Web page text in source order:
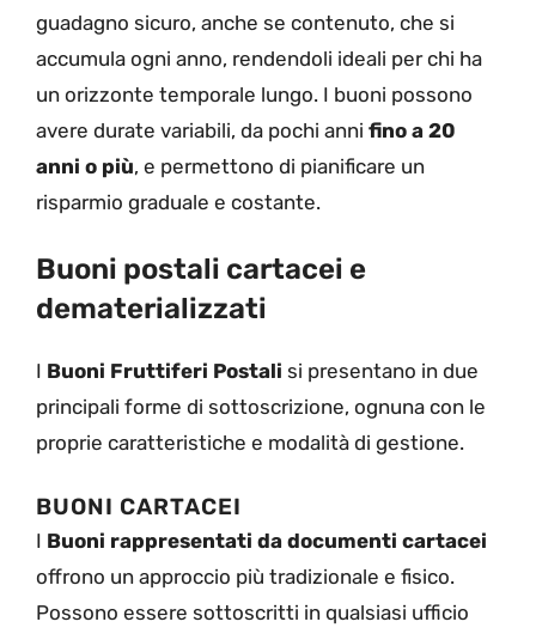
guadagno sicuro, anche se contenuto, che si
accumula ogni anno, rendendoli ideali per chi ha
un orizzonte temporale lungo. I buoni possono
avere durate variabili, da pochi anni fino a 20
anni o più, e permettono di pianificare un
risparmio graduale e costante.
Buoni postali cartacei e
dematerializzati
I Buoni Fruttiferi Postali si presentano in due
principali forme di sottoscrizione, ognuna con le
proprie caratteristiche e modalità di gestione.
BUONI CARTACEI
I Buoni rappresentati da documenti cartacei
offrono un approccio più tradizionale e fisico.
Possono essere sottoscritti in qualsiasi ufficio